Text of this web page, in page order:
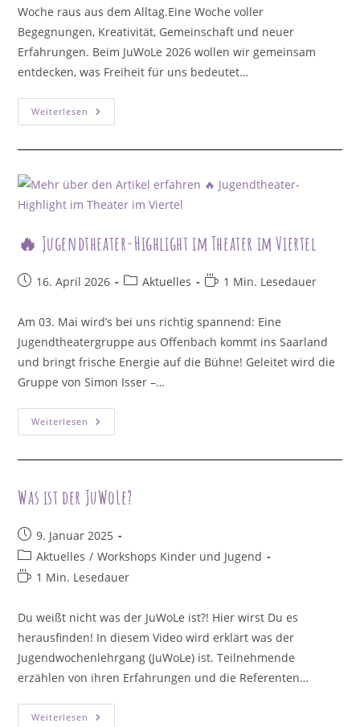
Woche raus aus dem Alltag.Eine Woche voller
Begegnungen, Kreativität, Gemeinschaft und neuer
Erfahrungen. Beim JuWoLe 2026 wollen wir gemeinsam
entdecken, was Freiheit für uns bedeutet…
Weiterlesen JuWoLe
2026
🔥 Jugendtheater-Highlight im Theater im Viertel
Beitrag16. April 2026
Beitrags-
Aktuelles Lesedauer:
1 Min. Lesedauer
Am 03. Mai wird’s bei uns richtig spannend: Eine
Jugendtheatergruppe aus Offenbach kommt ins Saarland
und bringt frische Energie auf die Bühne! Geleitet wird die
Gruppe von Simon Isser –…
Weiterlesen 🔥
Jugendtheater-
Viertel
Was ist der JuWoLe?
Beitrag
veröffentlicht:
9. Januar 2025
Beitrags-
Kategorie:
Aktuelles / Workshops Kinder und Jugend
Lesedauer:
1 Min. Lesedauer
Du weißt nicht was der JuWoLe ist?! Hier wirst Du es
herausfinden! In diesem Video wird erklärt was der
Jugendwochenlehrgang (JuWoLe) ist. Teilnehmende
erzählen von ihren Erfahrungen und die Referenten…
Weiterlesen Was